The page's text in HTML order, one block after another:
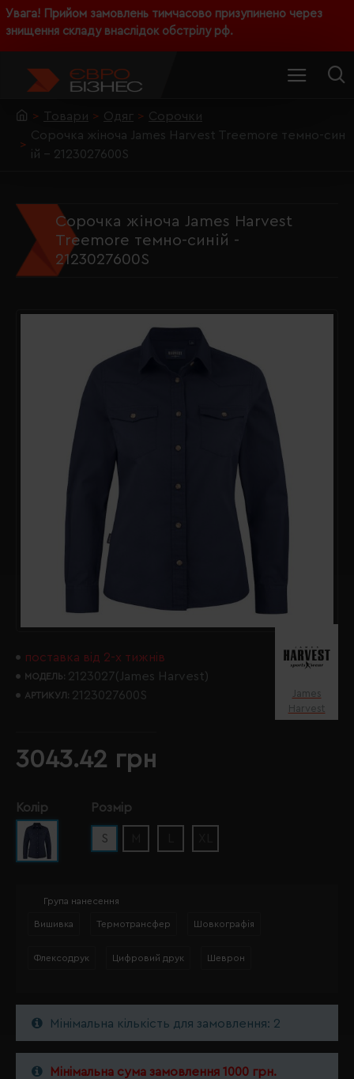
Увага! Прийом замовлень тимчасово призупинено через
знищення складу внаслідок обстрілу рф.
Товари Одяг
Сорочки
Сорочка жіноча James Harvest Treemore темно-син
ій - 2123027600S
Сорочка жіноча James Harvest
Treemore темно-синій -
2123027600S
поставка від 2-х тижнів
МОДЕЛЬ: 2123027(James Harvest)
АРТИКУЛ: 2123027600S
James
Harvest
3043.42 грн
Колір Розмір
S
Група нанесення
Вишивка Термотрансфер Шовкографія
Флексодрук Цифровий друк Шеврон
Мінімальна кількість для замовлення: 2
Мінімальна сума замовлення 1000 грн.